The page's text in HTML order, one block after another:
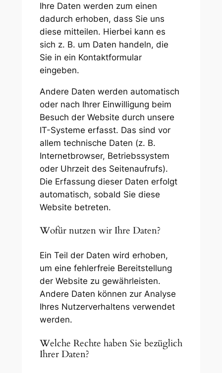
Ihre Daten werden zum einen
dadurch erhoben, dass Sie uns
diese mitteilen. Hierbei kann es
sich z. B. um Daten handeln, die
Sie in ein Kontaktformular
eingeben.
Andere Daten werden automatisch
oder nach Ihrer Einwilligung beim
Besuch der Website durch unsere
IT-Systeme erfasst. Das sind vor
allem technische Daten (z. B.
Internetbrowser, Betriebssystem
oder Uhrzeit des Seitenaufrufs).
Die Erfassung dieser Daten erfolgt
automatisch, sobald Sie diese
Website betreten.
Wofür nutzen wir Ihre Daten?
Ein Teil der Daten wird erhoben,
um eine fehlerfreie Bereitstellung
der Website zu gewährleisten.
Andere Daten können zur Analyse
Ihres Nutzerverhaltens verwendet
werden.
Welche Rechte haben Sie bezüglich
Ihrer Daten?